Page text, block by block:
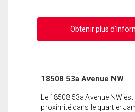
Obtenir plus
18508 53a Avenue NW
Le 18508 53a Avenue NW
proximité dans le quartier